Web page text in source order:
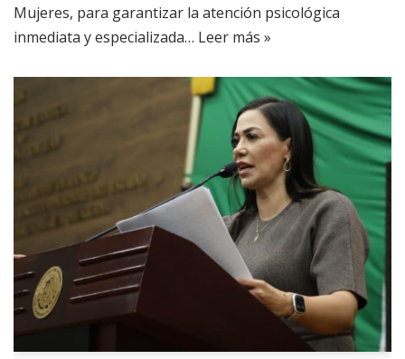
Mujeres, para garantizar la atención psicológica
inmediata y especializada… Leer más »